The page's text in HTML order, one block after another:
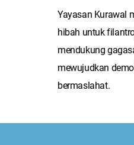
Yayasan Kurawal
hibah untuk
mendukung
mewujudkan
bermaslahat.